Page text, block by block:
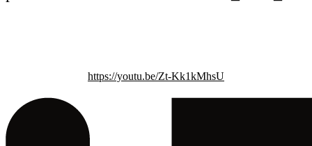
https://youtu.be/Zt-Kk1kMhsU